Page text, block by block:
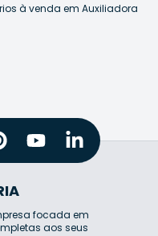
à venda em Auxiliadora
focada em
aos seus